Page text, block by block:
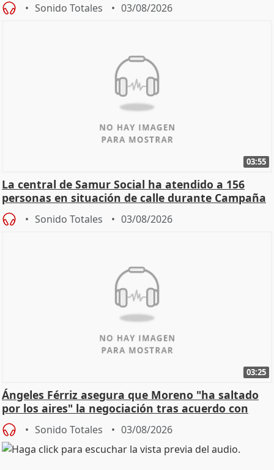
Sonido Totales 03/08/2026
03:55
La central de Samur Social ha atendido a 156
personas en situación de calle durante Campaña
de Calor
Sonido Totales 03/08/2026
03:25
Ángeles Férriz asegura que Moreno "ha saltado
por los aires" la negociación tras acuerdo con
SMA
Sonido Totales 03/08/2026